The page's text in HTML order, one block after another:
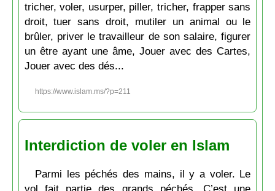
tricher, voler, usurper, piller, tricher, frapper sans
droit, tuer sans droit, mutiler un animal ou le
brûler, priver le travailleur de son salaire, figurer
un être ayant une âme, Jouer avec des Cartes,
Jouer avec des dés...
https://www.islam.ms/?p=211
Interdiction de voler en Islam
Parmi les péchés des mains, il y a voler. Le